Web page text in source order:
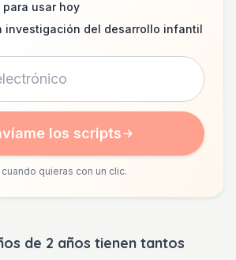
para usar hoy
investigación del desarrollo infantil
los scripts
quieras con un clic.
de 2 años tienen tantos